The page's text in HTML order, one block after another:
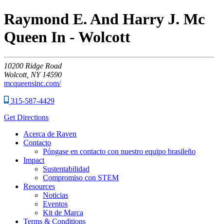
Raymond E. And Harry J. Mc
Queen In - Wolcott
10200 Ridge Road
Wolcott, NY 14590
mcqueensinc.com/
315-587-4429
Get Directions
Acerca de Raven
Contacto
Póngase en contacto con nuestro equipo brasileño
Impact
Sustentabilidad
Compromiso con STEM
Resources
Noticias
Eventos
Kit de Marca
Terms & Conditions